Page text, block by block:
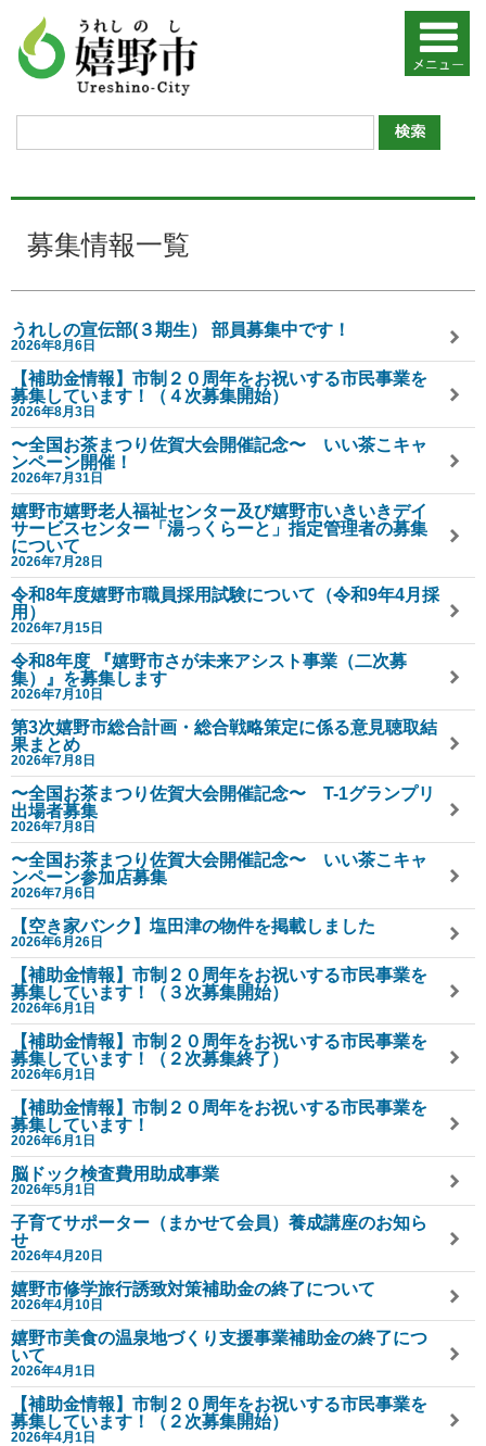
募集情報一覧
うれしの宣伝部(３期生） 部員募集中です！
2026年8月6日
【補助金情報】市制２０周年をお祝いする市民事業を
募集しています！（４次募集開始）
2026年8月3日
〜全国お茶まつり佐賀大会開催記念〜 いい茶こキャ
ンペーン開催！
2026年7月31日
嬉野市嬉野老人福祉センター及び嬉野市いきいきデイ
サービスセンター「湯っくらーと」指定管理者の募集
について
2026年7月28日
令和8年度嬉野市職員採用試験について（令和9年4月採
用）
2026年7月15日
令和8年度 『嬉野市さが未来アシスト事業（二次募
集）』を募集します
2026年7月10日
第3次嬉野市総合計画・総合戦略策定に係る意見聴取結
果まとめ
2026年7月8日
〜全国お茶まつり佐賀大会開催記念〜 T-1グランプリ
出場者募集
2026年7月8日
〜全国お茶まつり佐賀大会開催記念〜 いい茶こキャ
ンペーン参加店募集
2026年7月6日
【空き家バンク】塩田津の物件を掲載しました
2026年6月26日
【補助金情報】市制２０周年をお祝いする市民事業を
募集しています！（３次募集開始）
2026年6月1日
【補助金情報】市制２０周年をお祝いする市民事業を
募集しています！（２次募集終了）
2026年6月1日
【補助金情報】市制２０周年をお祝いする市民事業を
募集しています！
2026年6月1日
脳ドック検査費用助成事業
2026年5月1日
子育てサポーター（まかせて会員）養成講座のお知ら
せ
2026年4月20日
嬉野市修学旅行誘致対策補助金の終了について
2026年4月10日
嬉野市美食の温泉地づくり支援事業補助金の終了につ
いて
2026年4月1日
【補助金情報】市制２０周年をお祝いする市民事業を
募集しています！（２次募集開始）
2026年4月1日